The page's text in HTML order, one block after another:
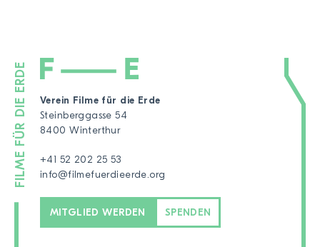
Verein Filme für die Erde
Steinberggasse 54
8400 Winterthur
+41 52 202 25 53
info@filmefuerdieerde.org
MITGLIED WERDEN SPENDEN